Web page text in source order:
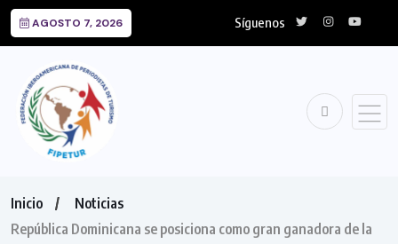
AGOSTO 7, 2026 Síguenos
Inicio
Noticias
República Dominicana se posiciona como gran ganadora de la